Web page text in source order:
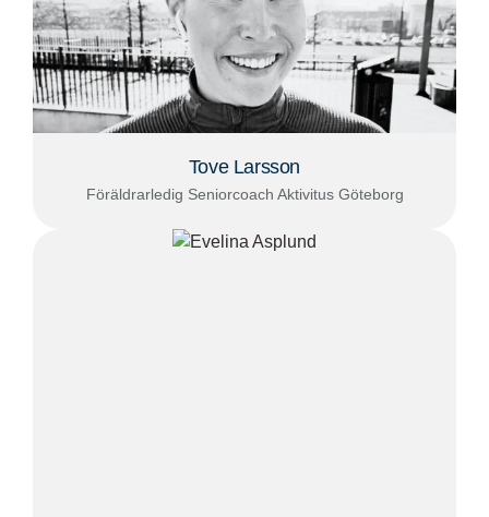
Tove Larsson
Föräldrarledig Seniorcoach Aktivitus Göteborg